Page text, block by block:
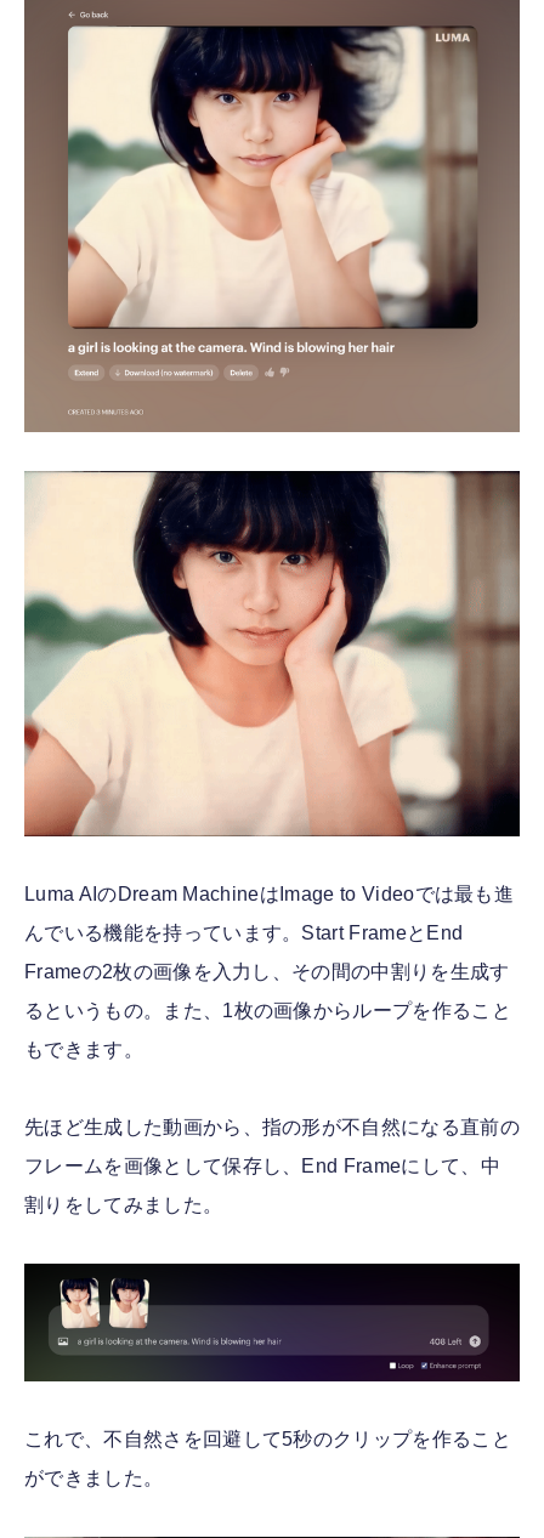
Luma AIのDream MachineはImage to Videoでは最も進
んでいる機能を持っています。Start FrameとEnd
Frameの2枚の画像を入力し、その間の中割りを生成す
るというもの。また、1枚の画像からループを作ること
もできます。
先ほど生成した動画から、指の形が不自然になる直前の
フレームを画像として保存し、End Frameにして、中
割りをしてみました。
これで、不自然さを回避して5秒のクリップを作ること
ができました。